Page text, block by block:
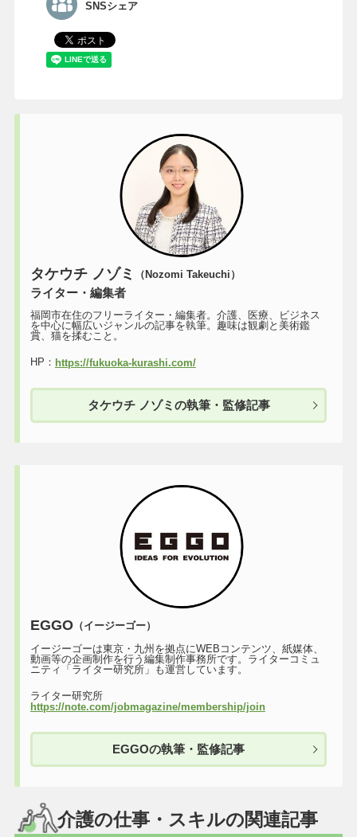
SNSシェア
タケウチ ノゾミ （Nozomi Takeuchi）
ライター・編集者
福岡市在住のフリーライター・編集者。介護、医療、ビジネス
を中心に幅広いジャンルの記事を執筆。趣味は観劇と美術鑑
賞、猫を揉むこと。
HP： https://fukuoka-kurashi.com/
タケウチ ノゾミの執筆・監修記事
EGGO（イージーゴー）
イージーゴーは東京・九州を拠点にWEBコンテンツ、紙媒体、
動画等の企画制作を行う編集制作事務所です。ライターコミュ
ニティ「ライター研究所」も運営しています。
ライター研究所
https://note.com/jobmagazine/membership/join
EGGOの執筆・監修記事
介護の仕事・スキルの関連記事